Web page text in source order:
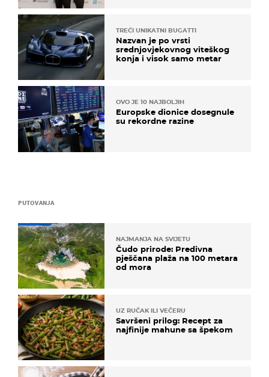
PUTOVANJA
NAJMANJA NA SVIJETU
Čudo prirode: Predivna
pješčana plaža na 100 metara
od mora
UZ RUČAK ILI VEČERU
Savršeni prilog: Recept za
najfinije mahune sa špekom
TREĆI UNIKATNI BUGATTI
Nazvan je po vrsti
srednjovjekovnog viteškog
konja i visok samo metar
OVO JE 10 NAJBOLJIH
Europske dionice dosegnule
su rekordne razine